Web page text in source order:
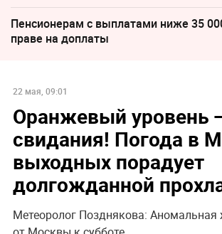
Пенсионерам с выплатами ниже 35
праве на доплаты
22 мая, 09:01
Оранжевый уровень
свидания! Погода в
выходных порадует
долгожданной
Метеоролог Позднякова: Аномальная